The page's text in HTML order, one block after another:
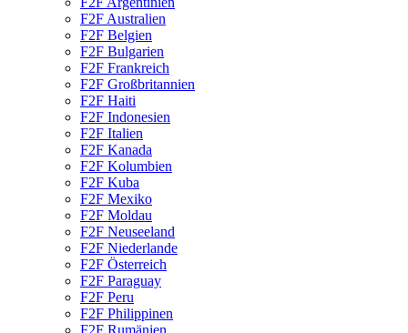
F2F Australien
F2F Belgien
F2F Bulgarien
F2F Frankreich
F2F Großbritannien
F2F Haiti
F2F Indonesien
F2F Italien
F2F Kanada
F2F Kolumbien
F2F Kuba
F2F Mexiko
F2F Moldau
F2F Neuseeland
F2F Niederlande
F2F Österreich
F2F Paraguay
F2F Peru
F2F Philippinen
F2F Rumänien